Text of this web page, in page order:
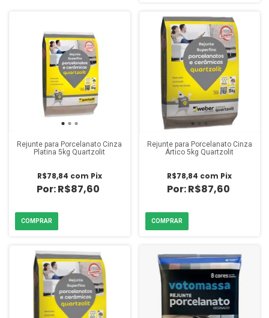
Rejunte para Porcelanato Cinza
Platina 5kg Quartzolit
R$87,60
R$78,84 com Pix
Rejunte para Porcelanato Cinza
Ártico 5kg Quartzolit
R$87,60
R$78,84 com Pix